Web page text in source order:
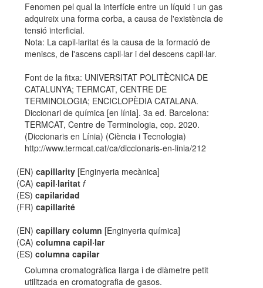
Fenomen pel qual la interfície entre un líquid i un gas
adquireix una forma corba, a causa de l'existència de
tensió interficial.
Nota: La capil·laritat és la causa de la formació de
meniscs, de l'ascens capil·lar i del descens capil·lar.
Font de la fitxa: UNIVERSITAT POLITÈCNICA DE
CATALUNYA; TERMCAT, CENTRE DE
TERMINOLOGIA; ENCICLOPÈDIA CATALANA.
Diccionari de química [en línia]. 3a ed. Barcelona:
TERMCAT, Centre de Terminologia, cop. 2020.
(Diccionaris en Línia) (Ciència i Tecnologia)
http://www.termcat.cat/ca/diccionaris-en-linia/212
(EN)capillarity [Enginyeria mecànica]
(CA)capil·laritat f
(ES)capilaridad
(FR)capillarité
(EN)capillary column [Enginyeria química]
(CA)columna capil·lar
(ES)columna capilar
Columna cromatogràfica llarga i de diàmetre petit
utilitzada en cromatografia de gasos.